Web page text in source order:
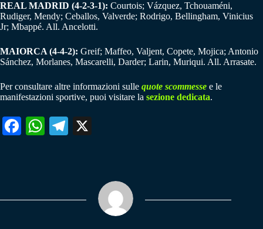
REAL MADRID (4-2-3-1): Courtois; Vázquez, Tchouaméni,
Rudiger, Mendy; Ceballos, Valverde; Rodrigo, Bellingham, Vinicius
Jr; Mbappé. All. Ancelotti.
MAIORCA (4-4-2): Greif; Maffeo, Valjent, Copete, Mojica; Antonio
Sánchez, Morlanes, Mascarelli, Darder; Larin, Muriqui. All. Arrasate.
Per consultare altre informazioni sulle quote scommesse e le
manifestazioni sportive, puoi visitare la sezione dedicata.
Fa W
pp
Te
m